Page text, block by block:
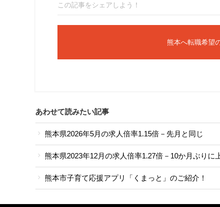
この記事をシェアしよう！
熊本へ転職希望
あわせて読みたい記事
熊本県2026年5月の求人倍率1.15倍－先月と同じ
熊本県2023年12月の求人倍率1.27倍－10か月ぶりに
熊本市子育て応援アプリ「くまっと」のご紹介！